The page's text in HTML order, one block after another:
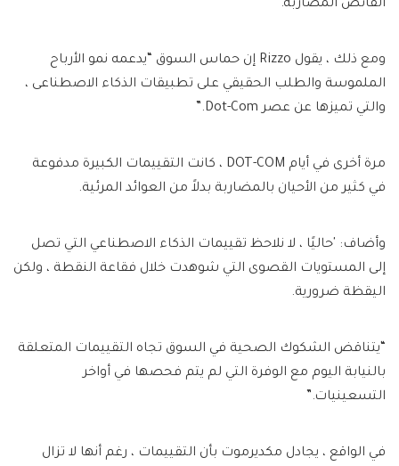
الفائض المضاربة.”
ومع ذلك ، يقول Rizzo إن حماس السوق “يدعمه نمو الأرباح
الملموسة والطلب الحقيقي على تطبيقات الذكاء الاصطناعى ،
والتي تميزها عن عصر Dot-Com.”
مرة أخرى في أيام DOT-COM ، كانت التقييمات الكبيرة مدفوعة
في كثير من الأحيان بالمضاربة بدلاً من العوائد المرئية.
وأضاف: 'حاليًا ، لا نلاحظ تقييمات الذكاء الاصطناعي التي تصل
إلى المستويات القصوى التي شوهدت خلال فقاعة النقطة ، ولكن
اليقظة ضرورية.
“يتناقض الشكوك الصحية في السوق تجاه التقييمات المتعلقة
بالنيابة اليوم مع الوفرة التي لم يتم فحصها في أواخر
التسعينيات.”
في الواقع ، يجادل مكديرموت بأن التقييمات ، رغم أنها لا تزال